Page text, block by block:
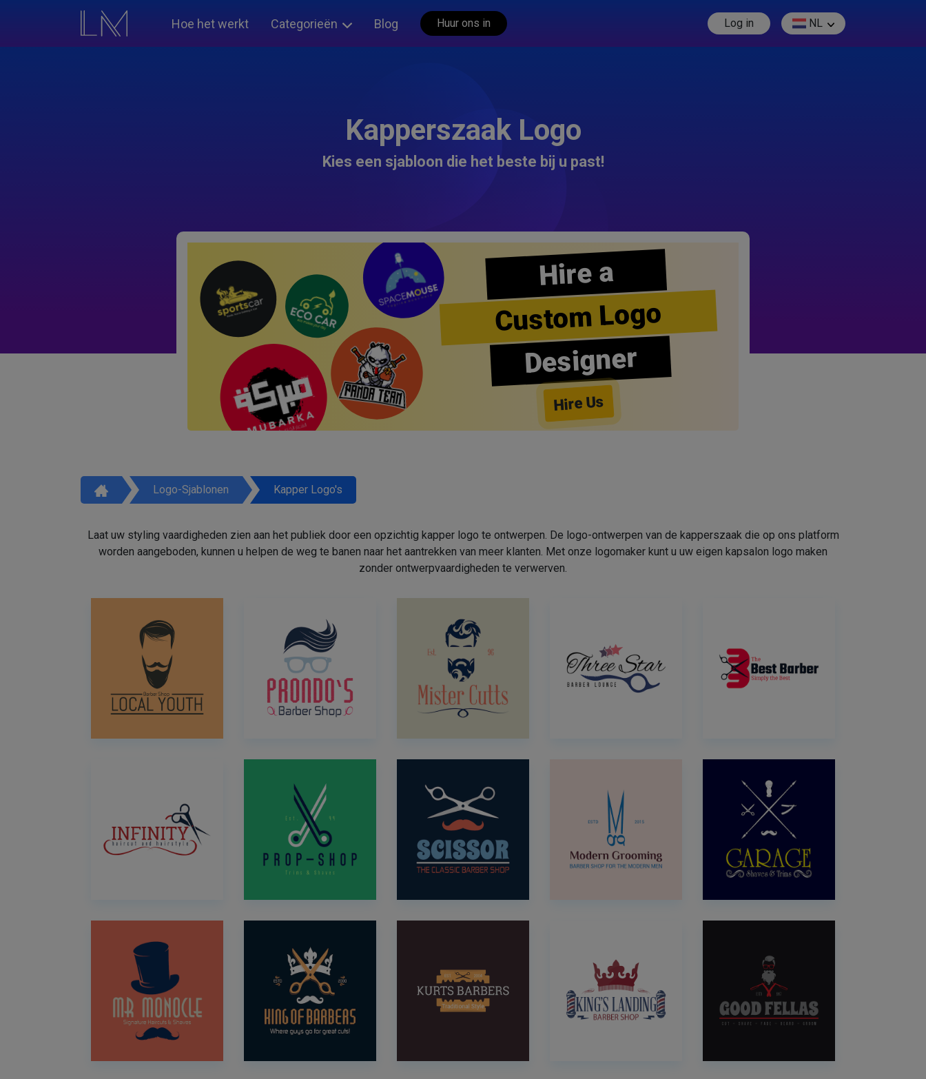
Hoe het werkt Categorieën Blog Huur ons in Log in NL
Kapperszaak Logo
Kies een sjabloon die het beste bij u past!
Hire a
Custom Logo
Designer
Hire Us
Logo-Sjablonen Kapper Logo's
Laat uw styling vaardigheden zien aan het publiek door een opzichtig kapper logo te ontwerpen. De logo-ontwerpen van de kapperszaak die op ons platform
worden aangeboden, kunnen u helpen de weg te banen naar het aantrekken van meer klanten. Met onze logomaker kunt u uw eigen kapsalon logo maken
zonder ontwerpvaardigheden te verwerven.